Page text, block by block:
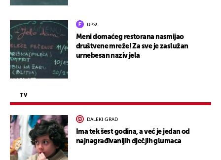
UPS!
Meni domaćeg restorana nasmijao
društvene mreže! Za sve je zaslužan
urnebesan naziv jela
TV
DALEKI GRAD
Ima tek šest godina, a već je jedan od
najnagrađivanijih dječjih glumaca